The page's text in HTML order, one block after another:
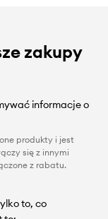
zakupy
informacje o
produkty i jest
się z innymi
z rabatu.
to, co